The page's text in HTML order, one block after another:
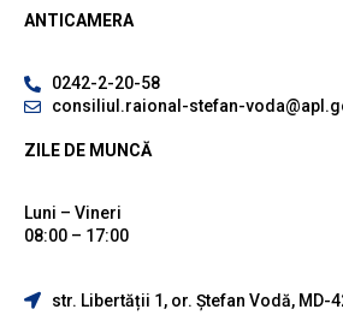
ANTICAMERA
0242-2-20-58
consiliul.raional-stefan-
ZILE DE MUNCĂ
Luni – Vineri
08:00 – 17:00
str. Libertății 1, or. Ștefan Vodă, MD-